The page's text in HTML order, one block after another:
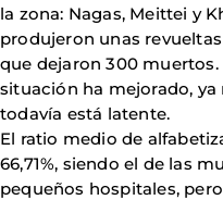
la zona: Nagas, Meittei y
produjeron unas
que dejaron 300 muertos.
situación ha mejorado,
todavía está latente.
El ratio medio de
66,71%, siendo el de las
pequeños hospitales,